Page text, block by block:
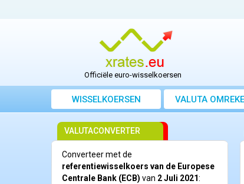
Officiële euro-wisselkoersen
WISSELKOERSEN VALUTA
VALUTACONVERTER
Converteer met de
referentiewisselkoers van de Europese
Centrale Bank (ECB) van 2 Juli 2021: